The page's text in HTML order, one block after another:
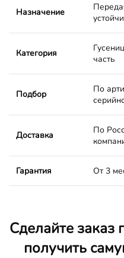
Назначение
Категория
часть
Подбор
По
Доставка
По
Гарантия От 3
Сделайте заказ
получить